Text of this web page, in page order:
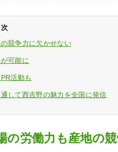
次
競争力に欠かせない
可能に
活動も
して西吉野の魅力を全国に発信
の労働力も産地の